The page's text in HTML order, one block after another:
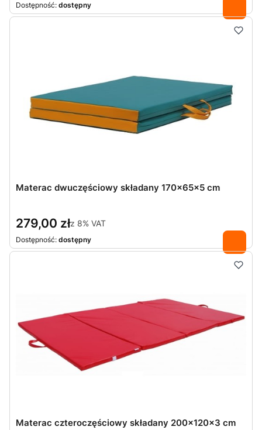
Dostępność: dostępny
Materac dwuczęściowy składany 170x65x5 cm
279,00 złz 8% VAT
Dostępność: dostępny
Materac czteroczęściowy składany 200x120x3 cm